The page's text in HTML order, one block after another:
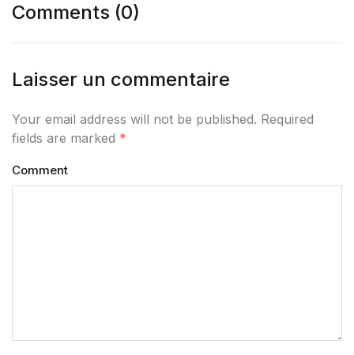
Comments (0)
Laisser un commentaire
Your email address will not be published. Required
fields are marked *
Comment